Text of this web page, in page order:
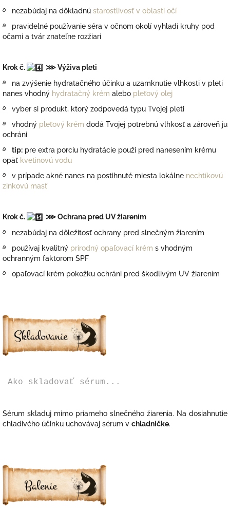
࿔ nezabúdaj na dôkladnú starostlivosť v oblasti očí
࿔ pravidelné používanie séra v očnom okolí vyhladí kruhy pod
očami a tvár znateľne rozžiari
Krok č. ⋙Výživa pleti
࿔ na zvýšenie hydratačného účinku a uzamknutie vlhkosti v pleti
nanes vhodný hydratačný krém alebo pleťový olej
࿔ vyber si produkt, ktorý zodpovedá typu Tvojej pleti
࿔ vhodný pleťový krém dodá Tvojej potrebnú vlhkosť a zároveň ju
ochráni
࿔ tip: pre extra porciu hydratácie použi pred nanesením krému
opäť kvetinovú vodu
࿔ v prípade akné nanes na postihnuté miesta lokálne nechtíkovú
zinkovú masť
Krok č.
⋙ Ochrana pred UV žiarením
࿔ nezabúdaj na dôležitosť ochrany pred slnečným žiarením
࿔ používaj kvalitný prírodný opaľovací krém s vhodným
ochranným faktorom SPF
࿔ opaľovací krém pokožku ochráni pred škodlivým UV žiarením
Ako skladovať sérum...
Sérum skladuj mimo priameho slnečného žiarenia. Na dosiahnutie
chladivého účinku uchovávaj sérum v chladničke.